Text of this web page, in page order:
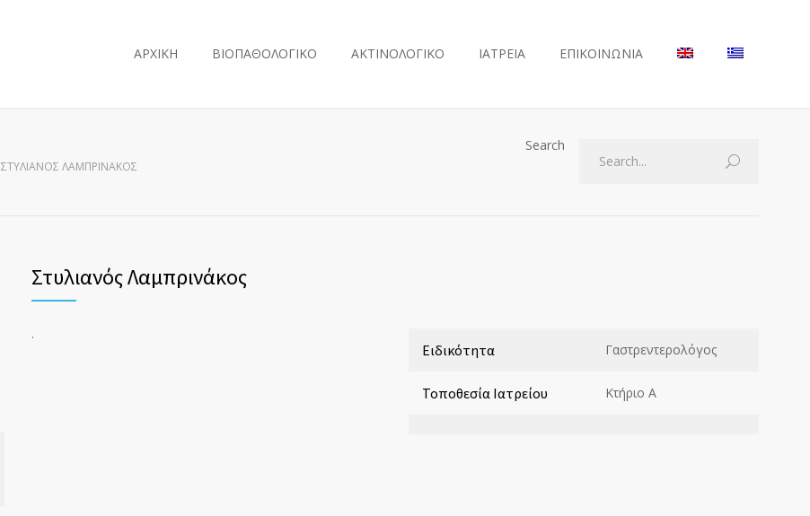
ΑΡΧΙΚΗ ΒΙΟΠΑΘΟΛΟΓΙΚΟ ΑΚΤΙΝΟΛΟΓΙΚΟ ΙΑΤΡΕΙΑ ΕΠΙΚΟΙΝΩΝΙΑ
ΣΤΥΛΙΑΝΌΣ ΛΑΜΠΡΙΝΆΚΟΣ
Search
Στυλιανός Λαμπρινάκος
.
Ειδικότητα Γαστρεντερολόγος
Τοποθεσία Ιατρείου Κτήριο Α